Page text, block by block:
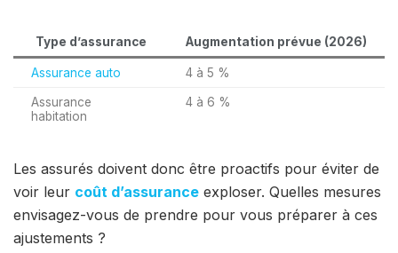
Type d’assurance Augmentation prévue (2026)
Assurance auto 4 à 5 %
Assurance
habitation
4 à 6 %
Les assurés doivent donc être proactifs pour éviter de
voir leur coût d’assurance exploser. Quelles mesures
envisagez-vous de prendre pour vous préparer à ces
ajustements ?